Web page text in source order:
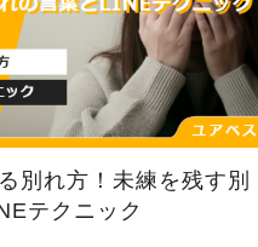
別れ方！未練を残す別
テクニック